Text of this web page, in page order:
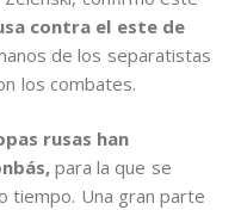
contra el este de
de los separatistas
los combates.
rusas han
para la que se
tiempo. Una gran parte